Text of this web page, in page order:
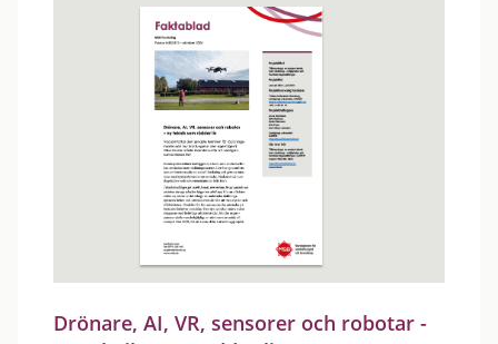
Drönare, AI, VR, sensorer och robotar -